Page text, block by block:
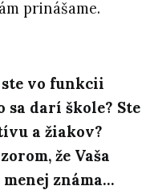
prinášame.
vo funkcii
sa darí škole? Ste
a žiakov?
že Vaša
známa…